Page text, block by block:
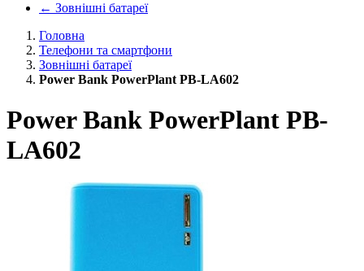
← Зовнішні батареї
Головна
Телефони та смартфони
Зовнішні батареї
Power Bank PowerPlant PB-LA602
Power Bank PowerPlant PB-
LA602